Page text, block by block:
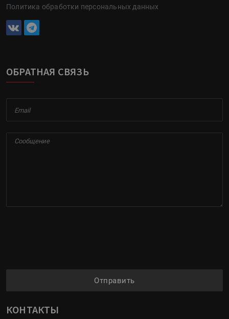
Политика обработки персональных данных
ОБРАТНАЯ СВЯЗЬ
Отправить
КОНТАКТЫ